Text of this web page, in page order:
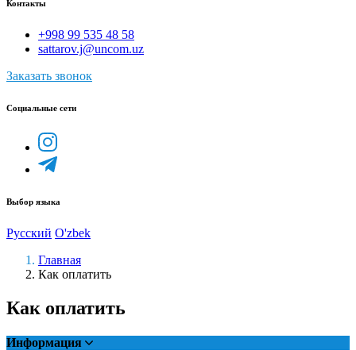
Контакты
+998 99 535 48 58
sattarov.j@uncom.uz
Заказать звонок
Социальные сети
Выбор языка
Русский O'zbek
Главная
Как оплатить
Как оплатить
Информация